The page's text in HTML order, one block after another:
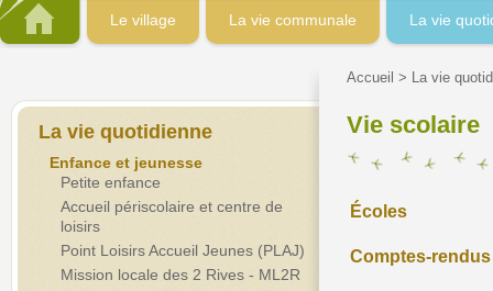
Le village La vie communale La vie
La vie quotidienne
Enfance et jeunesse
Petite enfance
Accueil périscolaire et centre de
loisirs
Point Loisirs Accueil Jeunes (PLAJ)
Mission locale des 2 Rives - ML2R
Accueil > La vie
Vie scolaire
Écoles
Comptes-